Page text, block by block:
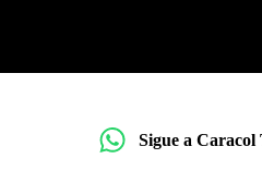
Sigue a